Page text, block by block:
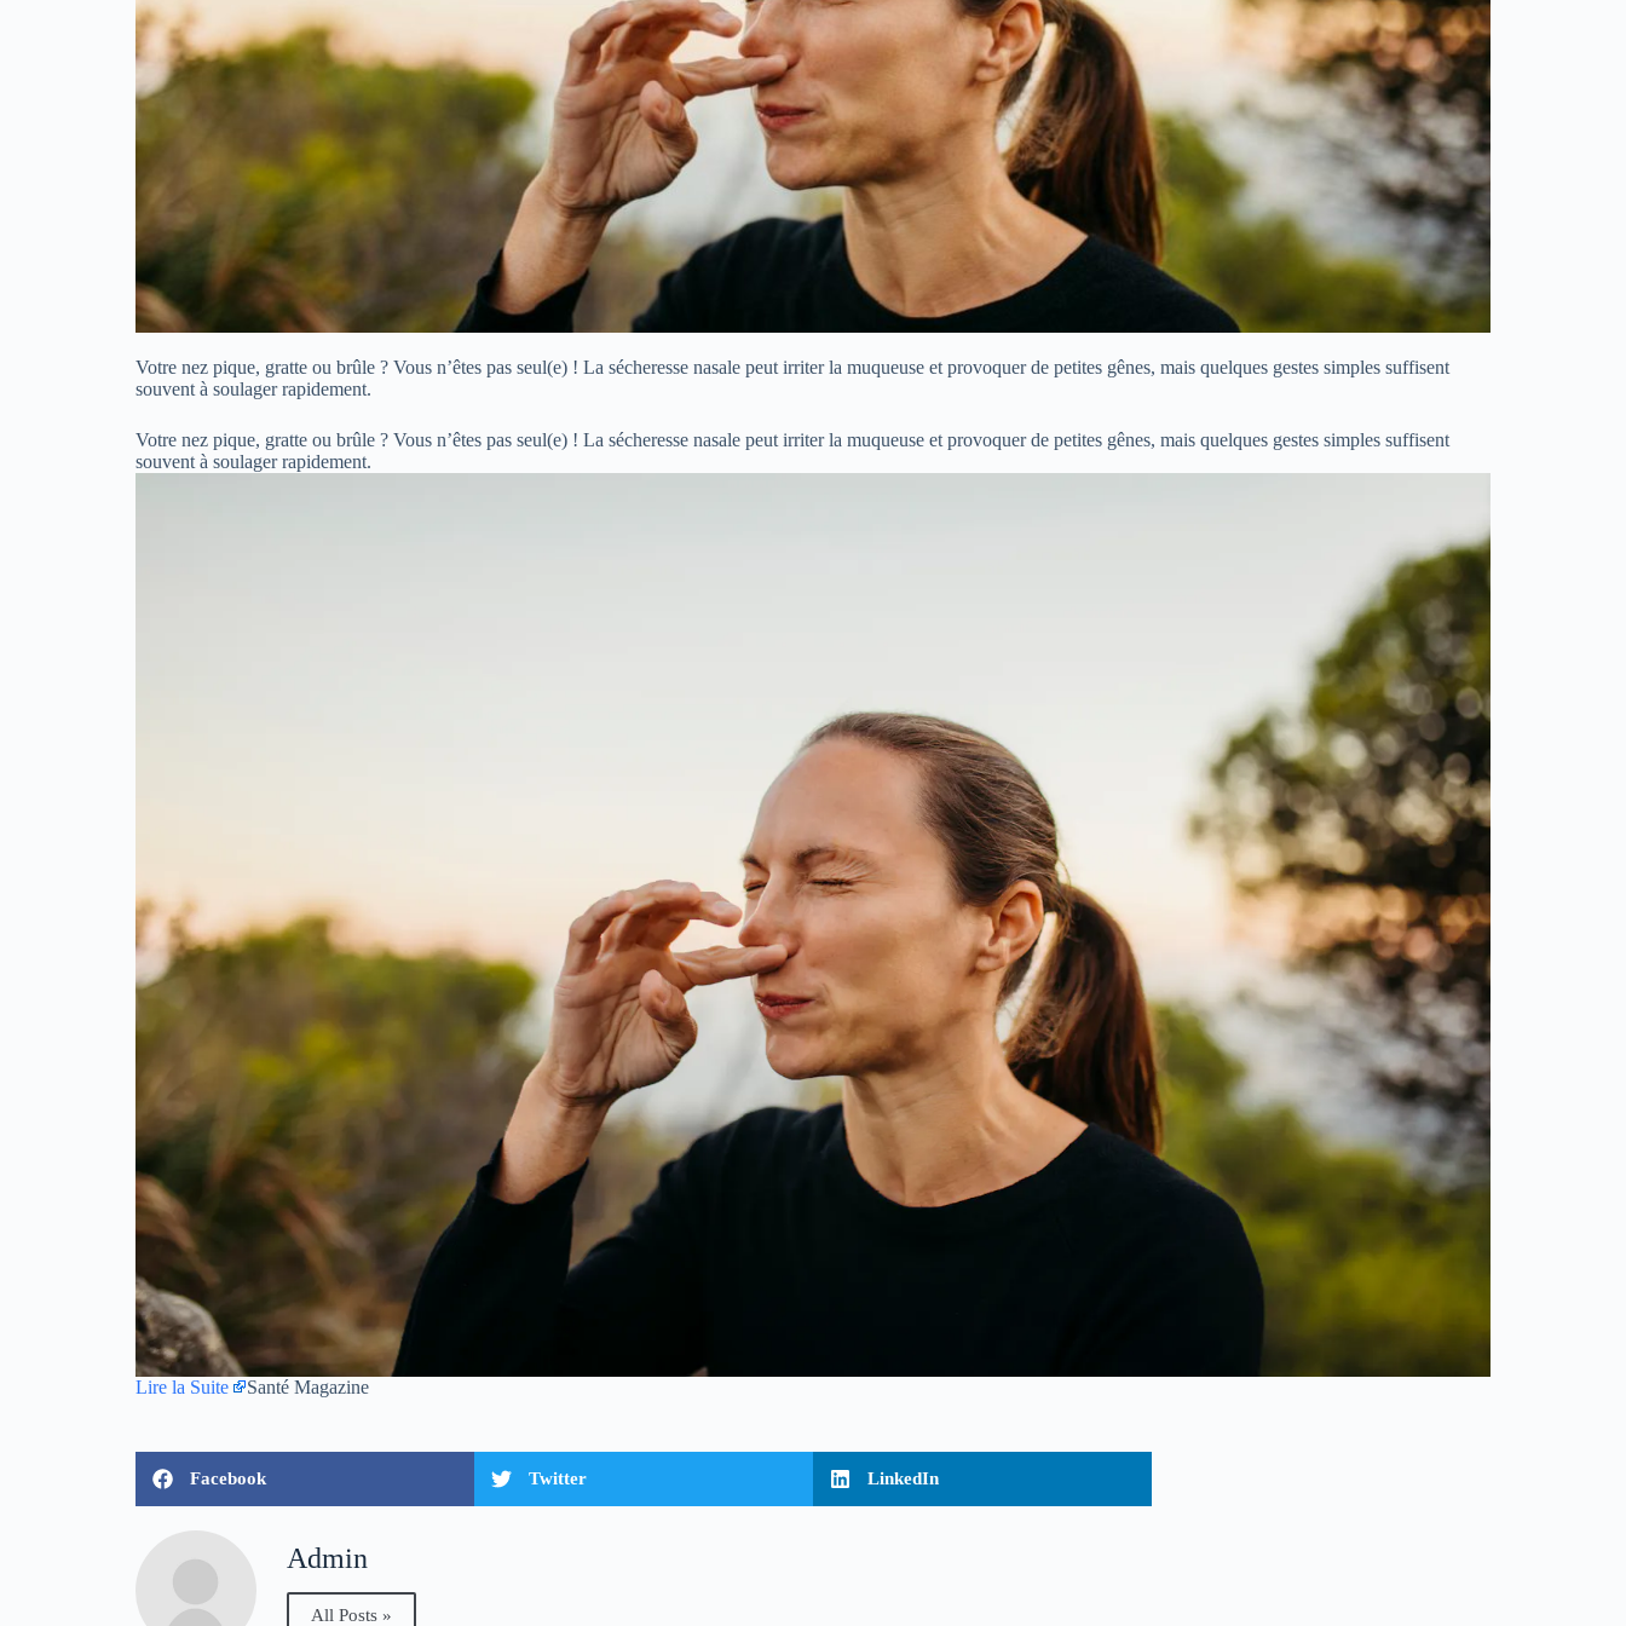
Votre nez pique, gratte ou brûle ? Vous n’êtes pas seul(e) ! La sécheresse nasale peut irriter la muqueuse et provoquer de petites gênes, mais quelques gestes simples suffisent
souvent à soulager rapidement.
Votre nez pique, gratte ou brûle ? Vous n’êtes pas seul(e) ! La sécheresse nasale peut irriter la muqueuse et provoquer de petites gênes, mais quelques gestes simples suffisent
souvent à soulager rapidement.
Lire la Suite Santé Magazine
Facebook Twitter LinkedIn
Admin
All Posts »